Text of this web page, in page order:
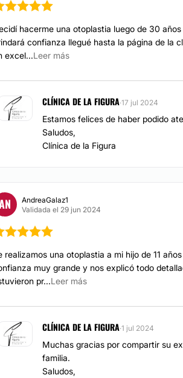
hacerme una otoplastia luego de 30
confianza llegué hasta la página de la
excel...Leer más
CLÍNICA DE LA FIGURA·17 jul 2024
Estamos felices de haber podido
Saludos,
Clínica de la Figura
AndreaGalaz1
Validada el 29 jun 2024
realizamos una otoplastia a mi hijo de 11
muy grande y nos explicó todo
pr...Leer más
CLÍNICA DE LA FIGURA·1 jul 2024
Muchas gracias por compartir su
familia.
Saludos,